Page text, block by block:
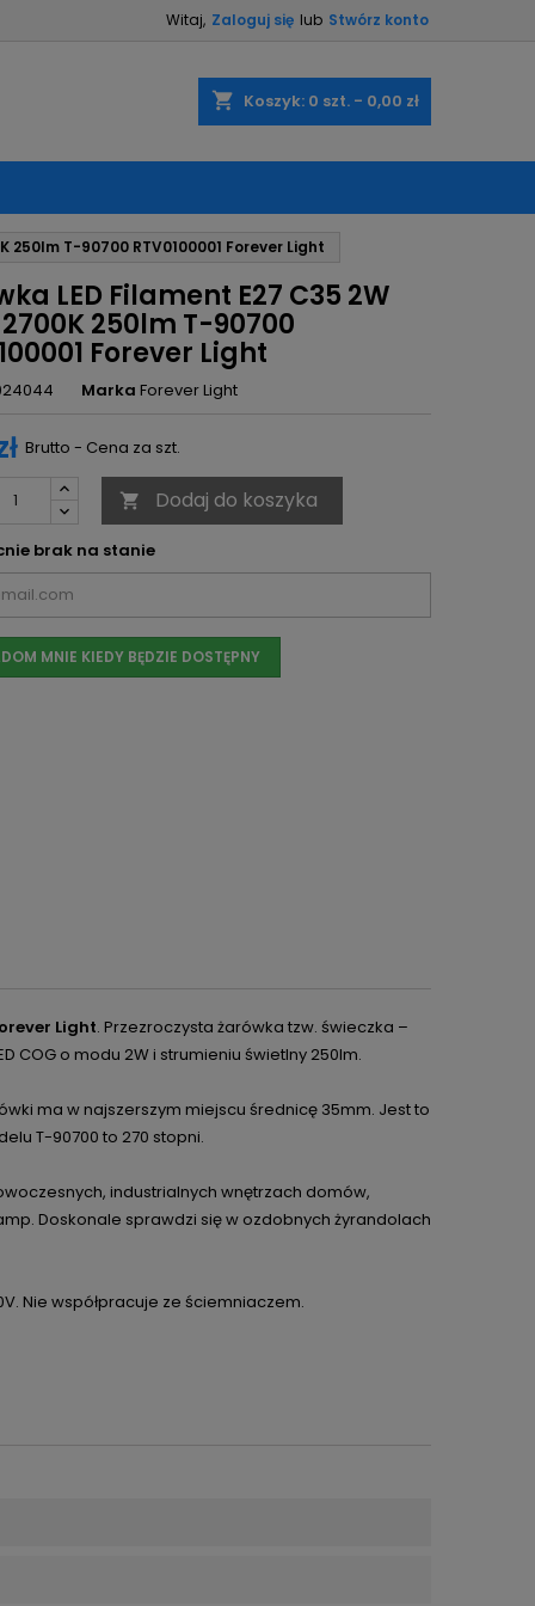
Witaj, Zaloguj się lub Stwórz konto
shopping_cart Koszyk: 0 szt. - 0,00 zł
250lm T-90700 RTV0100001 Forever Light
LED Filament E27 C35 2W
250lm T-90700
Forever Light
Marka Forever Light
Brutto - Cena za szt.
 Dodaj do koszyka
brak na stanie
MNIE KIEDY BĘDZIE DOSTĘPNY
Light. Przezroczysta żarówka tzw. świeczka –
COG o modu 2W i strumieniu świetlny 250lm.
ma w najszerszym miejscu średnicę 35mm. Jest to
T-90700 to 270 stopni.
industrialnych wnętrzach domów,
Doskonale sprawdzi się w ozdobnych żyrandolach
Nie współpracuje ze ściemniaczem.